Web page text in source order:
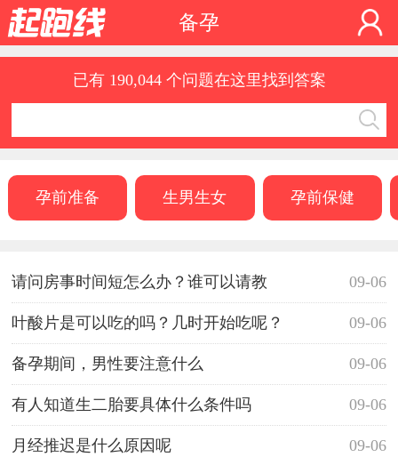
备孕
已有 190,044 个问题在这里找到答案
孕前准备 生男生女 孕前保健
09-06
请问房事时间短怎么办？谁可以请教
09-06
叶酸片是可以吃的吗？几时开始吃呢？
09-06
备孕期间，男性要注意什么
09-06
有人知道生二胎要具体什么条件吗
09-06
月经推迟是什么原因呢